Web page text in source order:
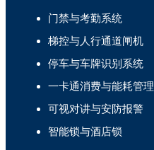
门禁与考勤系统
梯控与人行通道闸机
停车与车牌识别系统
一卡通消费与能耗管理
可视对讲与安防报警
智能锁与酒店锁